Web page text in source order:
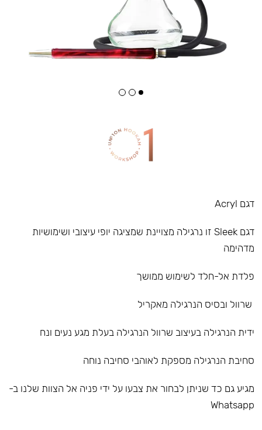
דגם Acryl
דגם Sleek זו נרגילה מצויינת שמציגה יופי עיצובי ושימושיות
מדהימה
פלדת אל-חלד לשימוש ממושך
שרוול ובסיס הנרגילה מאקריל
ידית הנרגילה בעיצוב שרוול הנרגילה בעלת מגע נעים ונח
סחיבת הנרגילה מספקת לאוהבי סחיבה נוחה
מגיע גם כד שניתן לבחור את צבעו על ידי פניה אל הצוות שלנו ב-
Whatsapp